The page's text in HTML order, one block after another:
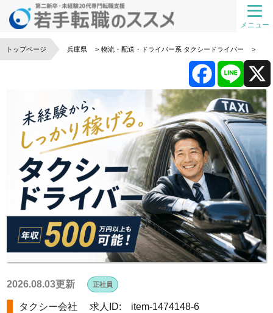
メニュー
トップページ 兵庫県 物流・配送・ドライバー系 タクシードライバー
2026.08.03更新 正社員
タクシー会社 求人ID: item-1474148-6
F
a
c
e
b
o
L
i